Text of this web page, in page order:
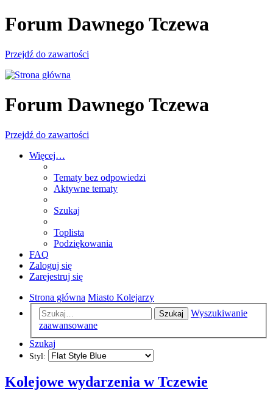
Forum Dawnego Tczewa
Przejdź do zawartości
Forum Dawnego Tczewa
Przejdź do zawartości
Więcej…
Tematy bez odpowiedzi
Aktywne tematy
Szukaj
Toplista
Podziękowania
FAQ
Zaloguj się
Zarejestruj się
Strona główna Miasto Kolejarzy
Szukaj
Wyszukiwanie
zaawansowane
Szukaj
Styl:
Kolejowe wydarzenia w Tczewie